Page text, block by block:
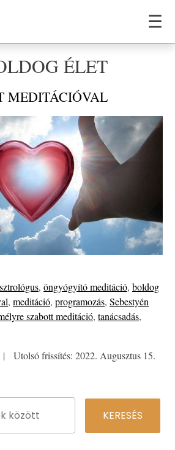
☰
ÉLET
MEDITÁCIÓVAL
, öngyógyító meditáció, boldog
, meditáció, programozás, Sebestyén
szabott meditáció, tanácsadás,
| Utolsó frissítés: 2022. Augusztus 15.